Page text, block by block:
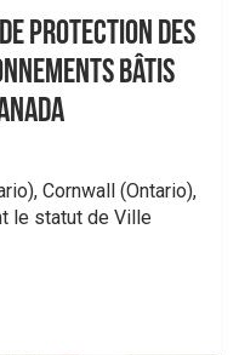
protection des
bâtis
Cornwall (Ontario),
le statut de Ville